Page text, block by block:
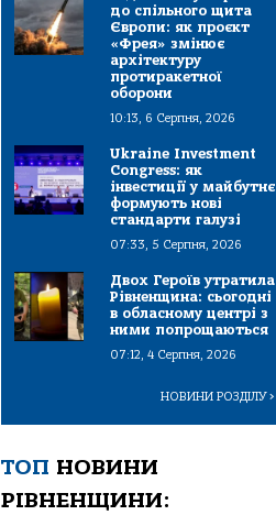
до спільного щита
Європи: як проєкт
«Фрея» змінює
архітектуру
протиракетної
оборони
10:13, 6 Серпня, 2026
Ukraine Investment
Congress: як
інвестиції у майбутнє
формують нові
стандарти галузі
07:33, 5 Серпня, 2026
Двох Героїв утратила
Рівненщина: сьогодні
в обласному центрі з
ними попрощаються
07:12, 4 Серпня, 2026
НОВИНИ РОЗДІЛУ>
ТОП НОВИНИ
РІВНЕНЩИНИ: